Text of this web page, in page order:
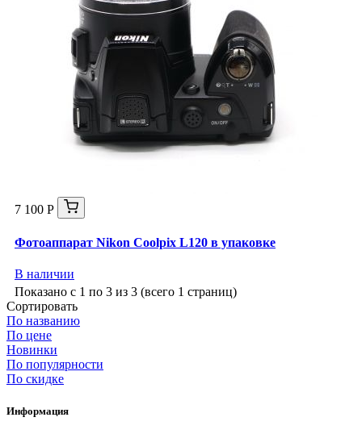
7 100 Р
Фотоаппарат Nikon Coolpix L120 в упаковке
В наличии
Показано с 1 по 3 из 3 (всего 1 страниц)
Сортировать
По названию
По цене
Новинки
По популярности
По скидке
Информация